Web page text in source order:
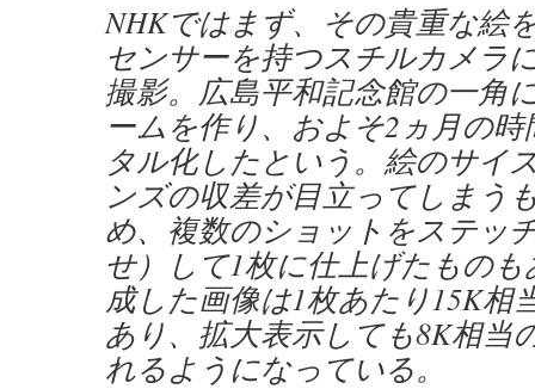
NHKではまず、その貴重な絵
センサーを持つスチルカメラ
撮影。広島平和記念館の一角
ームを作り、およそ2ヵ月の
タル化したという。絵のサイ
ンズの収差が目立ってしまう
め、複数のショットをステッ
せ）して1枚に仕上げたもの
成した画像は1枚あたり15K相
あり、拡大表示しても8K相当
れるようになっている。